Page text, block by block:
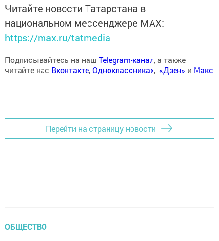
Читайте новости Татарстана в
национальном мессенджере MАХ:
https://max.ru/tatmedia
Подписывайтесь на наш Telegram-канал, а также
читайте нас Вконтакте,Одноклассниках, «Дзен» и Макс
Перейти на страницу новости
ОБЩЕСТВО